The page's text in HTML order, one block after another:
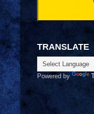
TRANSLATE
Powered by